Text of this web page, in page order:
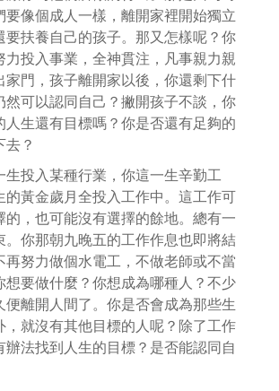
要像個成人一樣，離開家裡開始獨立
要扶養自己的孩子。那又怎樣呢？你
力投入事業，全神貫注，凡事親力親
家門，孩子離開家以後，你還剩下什
然可以認同自己？撇開孩子不談，你
人生還有目標嗎？你是否還有足夠的
去？
生投入某種行業，你這一生辛勤工
的黃金歲月全投入工作中。這工作可
的，也可能沒有選擇的餘地。總有一
。你那朝九晚五的工作作息也即將結
再努力做個水電工，不做老師或不當
想要做什麼？你想成為哪種人？不少
便離開人間了。你是否會成為那些生
，就沒有其他目標的人呢？除了工作
辦法找到人生的目標？是否能認同自